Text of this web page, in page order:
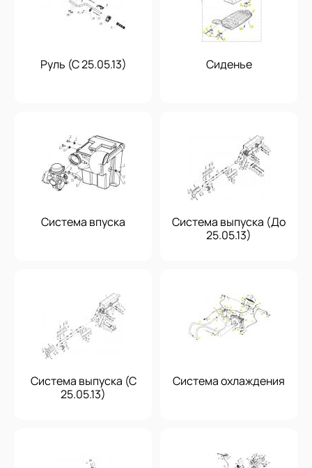
Руль (С 25.05.13) Сиденье
Система впуска
Система выпуска (До
25.05.13)
Система выпуска (С
25.05.13)
Система охлаждения